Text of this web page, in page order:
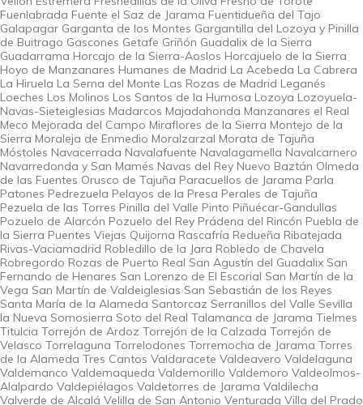
Fuenlabrada Fuente el Saz de Jarama Fuentidueña del Tajo
Galapagar Garganta de los Montes Gargantilla del Lozoya y Pinilla
de Buitrago Gascones Getafe Griñón Guadalix de la Sierra
Guadarrama Horcajo de la Sierra-Aoslos Horcajuelo de la Sierra
Hoyo de Manzanares Humanes de Madrid La Acebeda La Cabrera
La Hiruela La Serna del Monte Las Rozas de Madrid Leganés
Loeches Los Molinos Los Santos de la Humosa Lozoya Lozoyuela-
Navas-Sieteiglesias Madarcos Majadahonda Manzanares el Real
Meco Mejorada del Campo Miraflores de la Sierra Montejo de la
Sierra Moraleja de Enmedio Moralzarzal Morata de Tajuña
Móstoles Navacerrada Navalafuente Navalagamella Navalcarnero
Navarredonda y San Mamés Navas del Rey Nuevo Baztán Olmeda
de las Fuentes Orusco de Tajuña Paracuellos de Jarama Parla
Patones Pedrezuela Pelayos de la Presa Perales de Tajuña
Pezuela de las Torres Pinilla del Valle Pinto Piñuécar-Gandullas
Pozuelo de Alarcón Pozuelo del Rey Prádena del Rincón Puebla de
la Sierra Puentes Viejas Quijorna Rascafría Redueña Ribatejada
Rivas-Vaciamadrid Robledillo de la Jara Robledo de Chavela
Robregordo Rozas de Puerto Real San Agustín del Guadalix San
Fernando de Henares San Lorenzo de El Escorial San Martín de la
Vega San Martín de Valdeiglesias San Sebastián de los Reyes
Santa María de la Alameda Santorcaz Serranillos del Valle Sevilla
la Nueva Somosierra Soto del Real Talamanca de Jarama Tielmes
Titulcia Torrejón de Ardoz Torrejón de la Calzada Torrejón de
Velasco Torrelaguna Torrelodones Torremocha de Jarama Torres
de la Alameda Tres Cantos Valdaracete Valdeavero Valdelaguna
Valdemanco Valdemaqueda Valdemorillo Valdemoro Valdeolmos-
Alalpardo Valdepiélagos Valdetorres de Jarama Valdilecha
Valverde de Alcalá Velilla de San Antonio Venturada Villa del Prado